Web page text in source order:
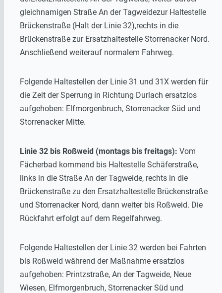
gleichnamigen Straße An der Tagweidezur Haltestelle
Brückenstraße (Halt der Linie 32),rechts in die
Brückenstraße zur Ersatzhaltestelle Storrenacker Nord.
Anschließend weiterauf normalem Fahrweg.
Folgende Haltestellen der Linie 31 und 31X werden für
die Zeit der Sperrung in Richtung Durlach ersatzlos
aufgehoben: Elfmorgenbruch, Storrenacker Süd und
Storrenacker Mitte.
Linie 32 bis Roßweid (montags bis freitags): Vom
Fächerbad kommend bis Haltestelle Schäferstraße,
links in die Straße An der Tagweide, rechts in die
Brückenstraße zu den Ersatzhaltestelle Brückenstraße
und Storrenacker Nord, dann weiter bis Roßweid. Die
Rückfahrt erfolgt auf dem Regelfahrweg.
Folgende Haltestellen der Linie 32 werden bei Fahrten
bis Roßweid während der Maßnahme ersatzlos
aufgehoben: Printzstraße, An der Tagweide, Neue
Wiesen, Elfmorgenbruch, Storrenacker Süd und